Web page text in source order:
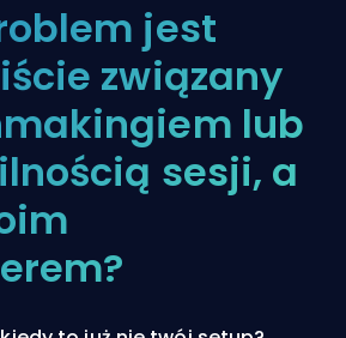
jest
związany
lub
sesji, a